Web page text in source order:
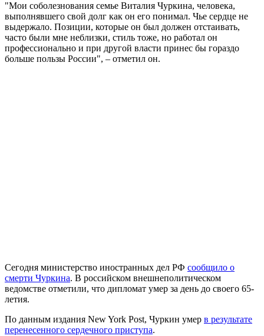
"Мои соболезнования семье Виталия Чуркина, человека,
выполнявшего свой долг как он его понимал. Чье сердце не
выдержало. Позиции, которые он был должен отстаивать,
часто были мне неблизки, стиль тоже, но работал он
профессионально и при другой власти принес бы гораздо
больше пользы России", – отметил он.
Сегодня министерство иностранных дел РФ сообщило о
смерти Чуркина. В российском внешнеполитическом
ведомстве отметили, что дипломат умер за день до своего 65-
летия.
По данным издания New York Post, Чуркин умер в результате
перенесенного сердечного приступа.